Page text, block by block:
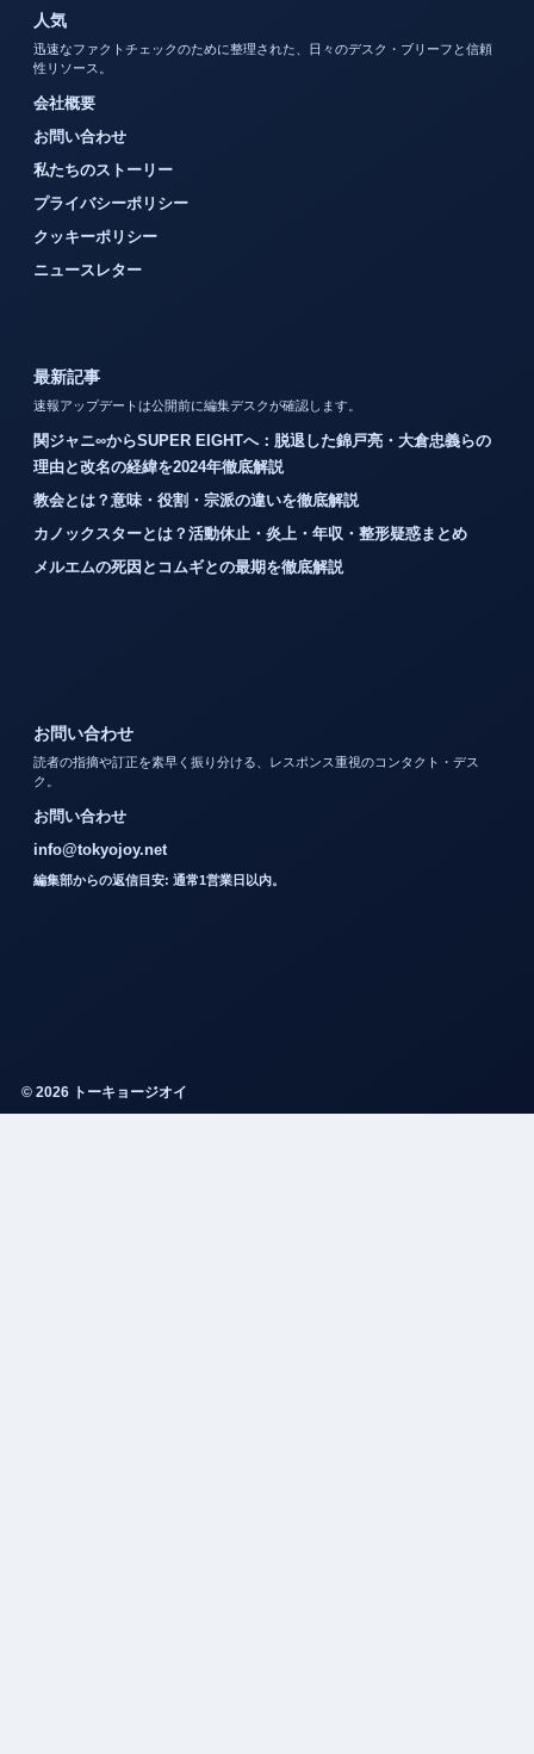
人気
迅速なファクトチェックのために整理された、日々のデスク・ブリーフと信頼
性リソース。
会社概要
お問い合わせ
私たちのストーリー
プライバシーポリシー
クッキーポリシー
ニュースレター
最新記事
速報アップデートは公開前に編集デスクが確認します。
関ジャニ∞からSUPER EIGHTへ：脱退した錦戸亮・大倉忠義らの
理由と改名の経緯を2024年徹底解説
教会とは？意味・役割・宗派の違いを徹底解説
カノックスターとは？活動休止・炎上・年収・整形疑惑まとめ
メルエムの死因とコムギとの最期を徹底解説
お問い合わせ
読者の指摘や訂正を素早く振り分ける、レスポンス重視のコンタクト・デス
ク。
お問い合わせ
info@tokyojoy.net
編集部からの返信目安: 通常1営業日以内。
© 2026 トーキョージオイ